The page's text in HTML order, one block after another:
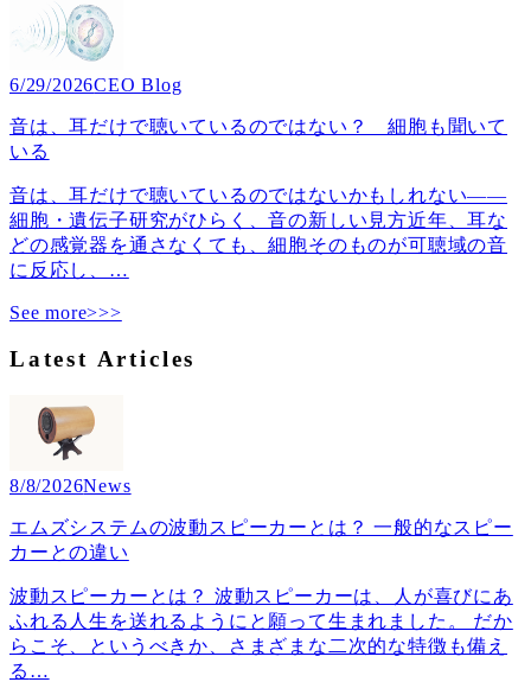
6/29/2026CEO Blog
音は、耳だけで聴いているのではない？ 細胞も聞いて
いる
音は、耳だけで聴いているのではないかもしれない――
細胞・遺伝子研究がひらく、音の新しい見方近年、耳な
どの感覚器を通さなくても、細胞そのものが可聴域の音
に反応し、 …
See more>>>
Latest Articles
8/8/2026News
エムズシステムの波動スピーカーとは？ 一般的なスピー
カーとの違い
波動スピーカーとは？ 波動スピーカーは、人が喜びにあ
ふれる人生を送れるようにと願って生まれました。 だか
らこそ、というべきか、さまざまな二次的な特徴も備え
る …